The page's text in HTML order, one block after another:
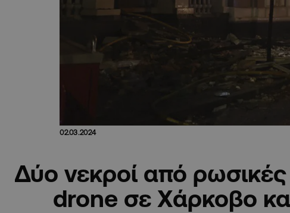
02.03.2024
Δύο νεκροί από ρωσικές
drone σε Χάρκοβο